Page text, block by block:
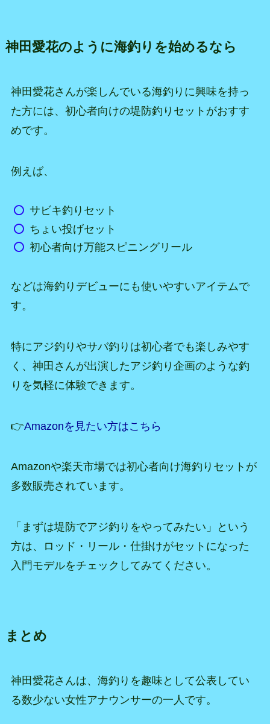
神田愛花のように海釣りを始めるなら
神田愛花さんが楽しんでいる海釣りに興味を持っ
た方には、初心者向けの堤防釣りセットがおすす
めです。
例えば、
サビキ釣りセット
ちょい投げセット
初心者向け万能スピニングリール
などは海釣りデビューにも使いやすいアイテムで
す。
特にアジ釣りやサバ釣りは初心者でも楽しみやす
く、神田さんが出演したアジ釣り企画のような釣
りを気軽に体験できます。
👉Amazonを見たい方はこちら
Amazonや楽天市場では初心者向け海釣りセットが
多数販売されています。
「まずは堤防でアジ釣りをやってみたい」という
方は、ロッド・リール・仕掛けがセットになった
入門モデルをチェックしてみてください。
まとめ
神田愛花さんは、海釣りを趣味として公表してい
る数少ない女性アナウンサーの一人です。